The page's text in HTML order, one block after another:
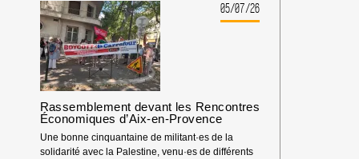
LA
FÉDÉRATION
ISRAÉLIENNE
D’ESCALADE
DOIT
ÊTRE
EXCLUE
DES
COMPÉTITIONS
INTERNATIONALES
!
05/07/26
Rassemblement devant les Rencontres
Économiques d’Aix-en-Provence
Une bonne cinquantaine de militant·es de la
solidarité avec la Palestine, venu·es de différents